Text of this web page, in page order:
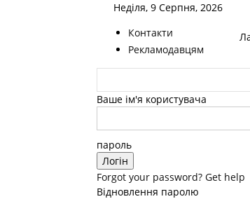
Неділя, 9 Серпня, 2026
Контакти
Рекламодавцям
Ваше ім'я користувача
пароль
Forgot your password? Get help
Відновлення паролю